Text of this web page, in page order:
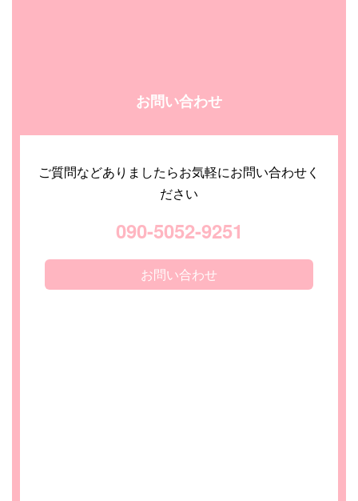
お問い合わせ
ご質問などありましたらお気軽にお問い合わせく
ださい
090-5052-9251
お問い合わせ